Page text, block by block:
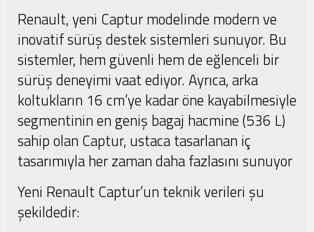
Renault, yeni Captur modelinde modern ve
inovatif sürüş destek sistemleri sunuyor. Bu
sistemler, hem güvenli hem de eğlenceli bir
sürüş deneyimi vaat ediyor. Ayrıca, arka
koltukların 16 cm’ye kadar öne kayabilmesiyle
segmentinin en geniş bagaj hacmine (536 L)
sahip olan Captur, ustaca tasarlanan iç
tasarımıyla her zaman daha fazlasını sunuyor
Yeni Renault Captur’un teknik verileri şu
şekildedir: